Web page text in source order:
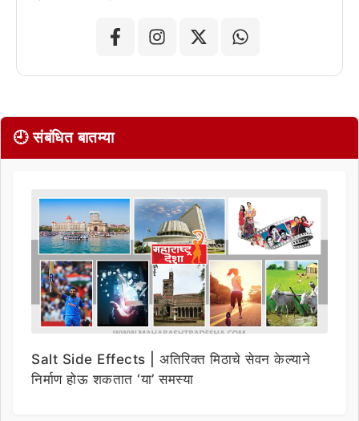
🕘 संबंधित बातम्या
Salt Side Effects | अतिरिक्त मिठाचे सेवन केल्याने
निर्माण होऊ शकतात ‘या’ समस्या